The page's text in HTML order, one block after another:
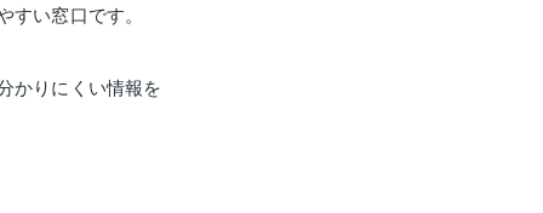
い窓口です。
かりにくい情報を